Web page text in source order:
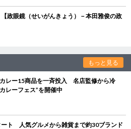
政眼鏡（せいがんきょう）－本田雅俊の政
もっと見る
レー15商品を一斉投入 名店監修から冷
レーフェス”を開催中
ト 人気グルメから雑貨まで約30ブランド